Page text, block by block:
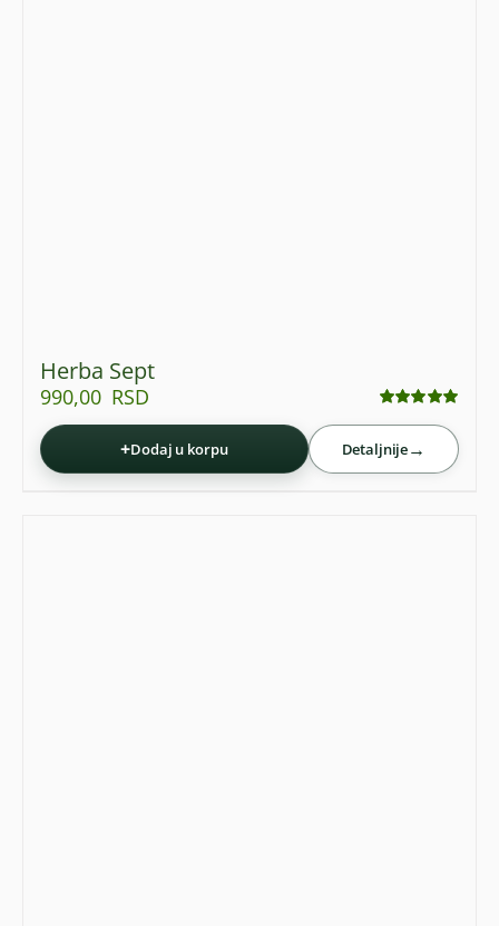
Herba Sept
990,00 RSD
+Dodaj u korpu Detaljnije→